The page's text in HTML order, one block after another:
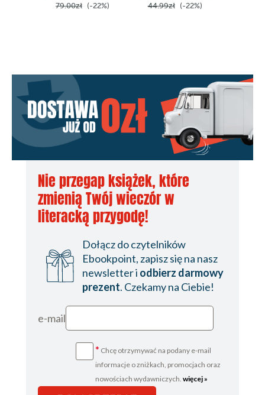
79.00zł (-22%) 44.99zł (-22%)
Nie przegap książek, które
zmienią Twój wieczór w
literacką przygodę!
Dołącz do czytelników
Ebookpoint, zapisz się na nasz
newsletter i odbierz darmowy
prezent. Czekamy na Ciebie!
e-mail
* Chcę otrzymywać na podany e-mail
informacje o zniżkach, promocjach oraz
nowościach wydawniczych. więcej »